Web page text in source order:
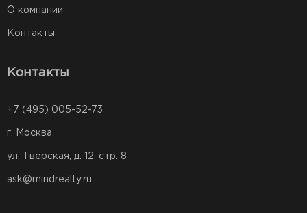
О компании
Контакты
Контакты
+7 (495) 005-52-73
г. Москва
ул. Тверская, д. 12, стр. 8
ask@mindrealty.ru